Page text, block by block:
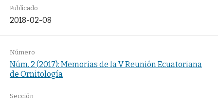
Publicado
2018-02-08
Número
Núm. 2 (2017): Memorias de la V Reunión Ecuatoriana
de Ornitología
Sección